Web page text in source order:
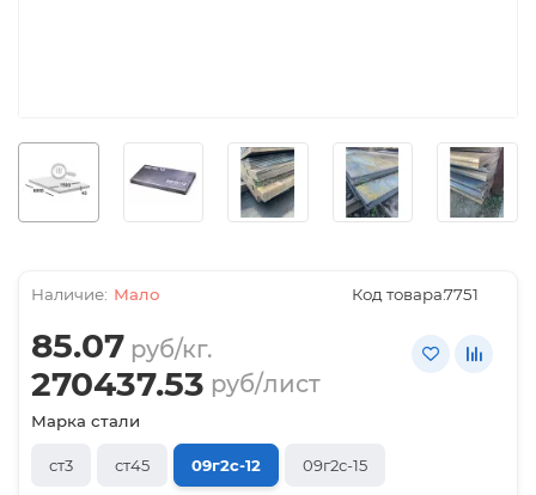
Мало Код товара:7751
85.07 руб/кг.
270437.53 руб/лист
Марка стали
ст3 ст45 09г2с-12 09г2с-15